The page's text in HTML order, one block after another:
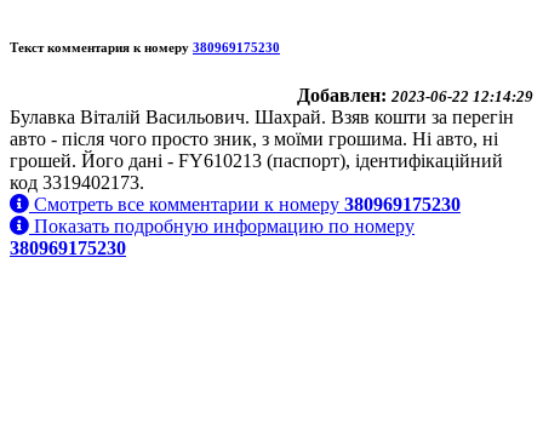
Текст комментария к номеру 380969175230
Добавлен: 2023-06-22 12:14:29
Булавка Віталій Васильович. Шахрай. Взяв кошти за перегін
авто - після чого просто зник, з моїми грошима. Ні авто, ні
грошей. Його дані - FY610213 (паспорт), ідентифікаційний
код 3319402173.
Смотреть все комментарии к номеру 380969175230
Показать подробную информацию по номеру
380969175230